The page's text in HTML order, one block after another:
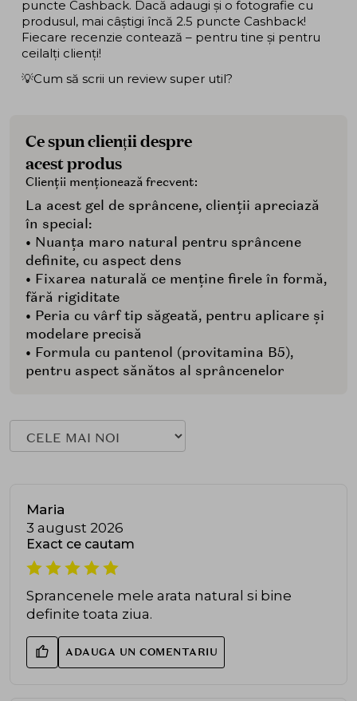
puncte Cashback. Dacă adaugi și o fotografie cu
produsul, mai câștigi încă 2.5 puncte Cashback!
Fiecare recenzie contează – pentru tine și pentru
ceilalți clienți!
💡Cum să scrii un review super util?
Ce spun clienții despre
acest produs
Clienții menționează frecvent:
La acest gel de sprâncene, clienții apreciază
în special:
• Nuanța maro natural pentru sprâncene
definite, cu aspect dens
• Fixarea naturală ce menține firele în formă,
fără rigiditate
• Peria cu vârf tip săgeată, pentru aplicare și
modelare precisă
• Formula cu pantenol (provitamina B5),
pentru aspect sănătos al sprâncenelor
Maria
3 august 2026
Exact ce cautam
Sprancenele mele arata natural si bine
definite toata ziua.
ADAUGA UN COMENTARIU